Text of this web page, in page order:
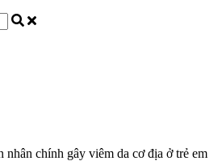
nhân chính gây viêm da cơ địa ở trẻ em